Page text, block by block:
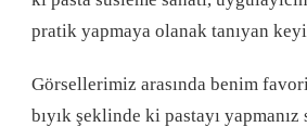
pratik yapmaya olanak tanıyan
Görsellerimiz arasında benim
bıyık şeklinde ki pastayı